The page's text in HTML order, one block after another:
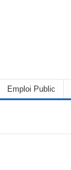
Emploi Public